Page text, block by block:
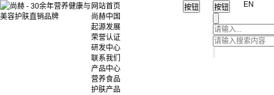
网站首页
尚赫中国
起源发展
荣誉认证
研发中心
联系我们
产品中心
营养食品
护肤产品
EN